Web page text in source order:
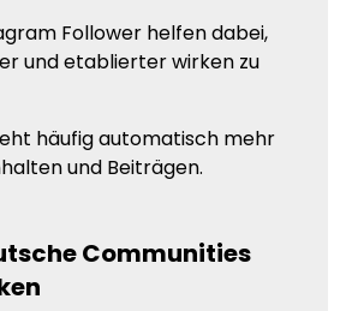
Follower helfen dabei,
und etablierter wirken zu
häufig automatisch mehr
und Beiträgen.
Communities